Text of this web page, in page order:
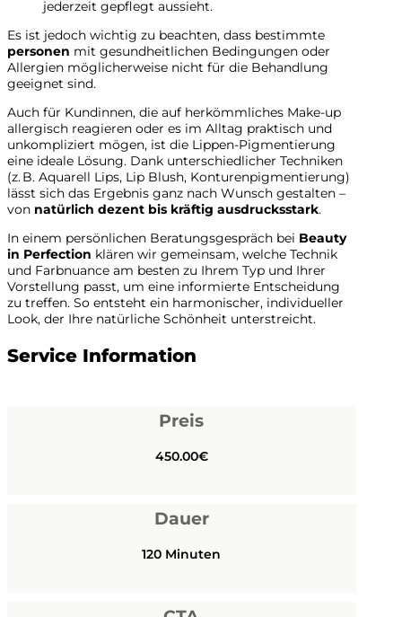
jederzeit gepflegt aussieht.
Es ist jedoch wichtig zu beachten, dass bestimmte
personen mit gesundheitlichen Bedingungen oder
Allergien möglicherweise nicht für die Behandlung
geeignet sind.
Auch für Kundinnen, die auf herkömmliches Make-up
allergisch reagieren oder es im Alltag praktisch und
unkompliziert mögen, ist die Lippen-Pigmentierung
eine ideale Lösung. Dank unterschiedlicher Techniken
(z. B. Aquarell Lips, Lip Blush, Konturenpigmentierung)
lässt sich das Ergebnis ganz nach Wunsch gestalten –
von natürlich dezent bis kräftig ausdrucksstark.
In einem persönlichen Beratungsgespräch bei Beauty
in Perfection klären wir gemeinsam, welche Technik
und Farbnuance am besten zu Ihrem Typ und Ihrer
Vorstellung passt, um eine informierte Entscheidung
zu treffen. So entsteht ein harmonischer, individueller
Look, der Ihre natürliche Schönheit unterstreicht.
Service Information
Preis
450.00€
Dauer
120 Minuten